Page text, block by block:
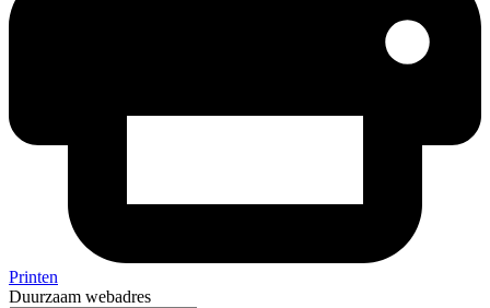
Printen
Duurzaam webadres